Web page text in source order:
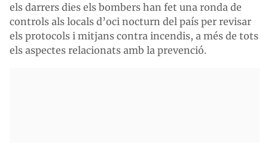
els darrers dies els bombers han fet una ronda de
controls als locals d’oci nocturn del país per revisar
els protocols i mitjans contra incendis, a més de tots
els aspectes relacionats amb la prevenció.